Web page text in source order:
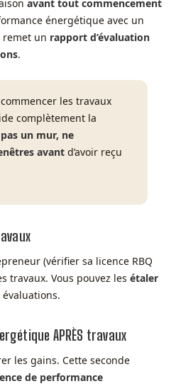
avant tout commencement
énergétique avec un
remet un rapport d’évaluation
.
les travaux
complètement la
un mur, ne
avant d’avoir reçu
(vérifier sa licence RBQ
travaux. Vous pouvez les étaler
APRÈS travaux
les gains. Cette seconde
de performance